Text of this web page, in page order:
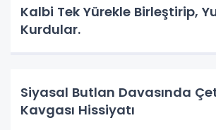
Kalbi Tek Yürekle Birleştirip,
Kurdular.
Siyasal Butlan Davasında
Kavgası Hissiyatı